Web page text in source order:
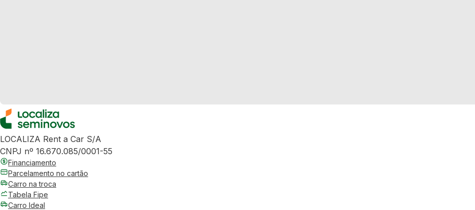
LOCALIZA Rent a Car S/A
CNPJ nº 16.670.085/0001-55
Financiamento
Parcelamento no cartão
Carro na troca
Tabela Fipe
Carro Ideal